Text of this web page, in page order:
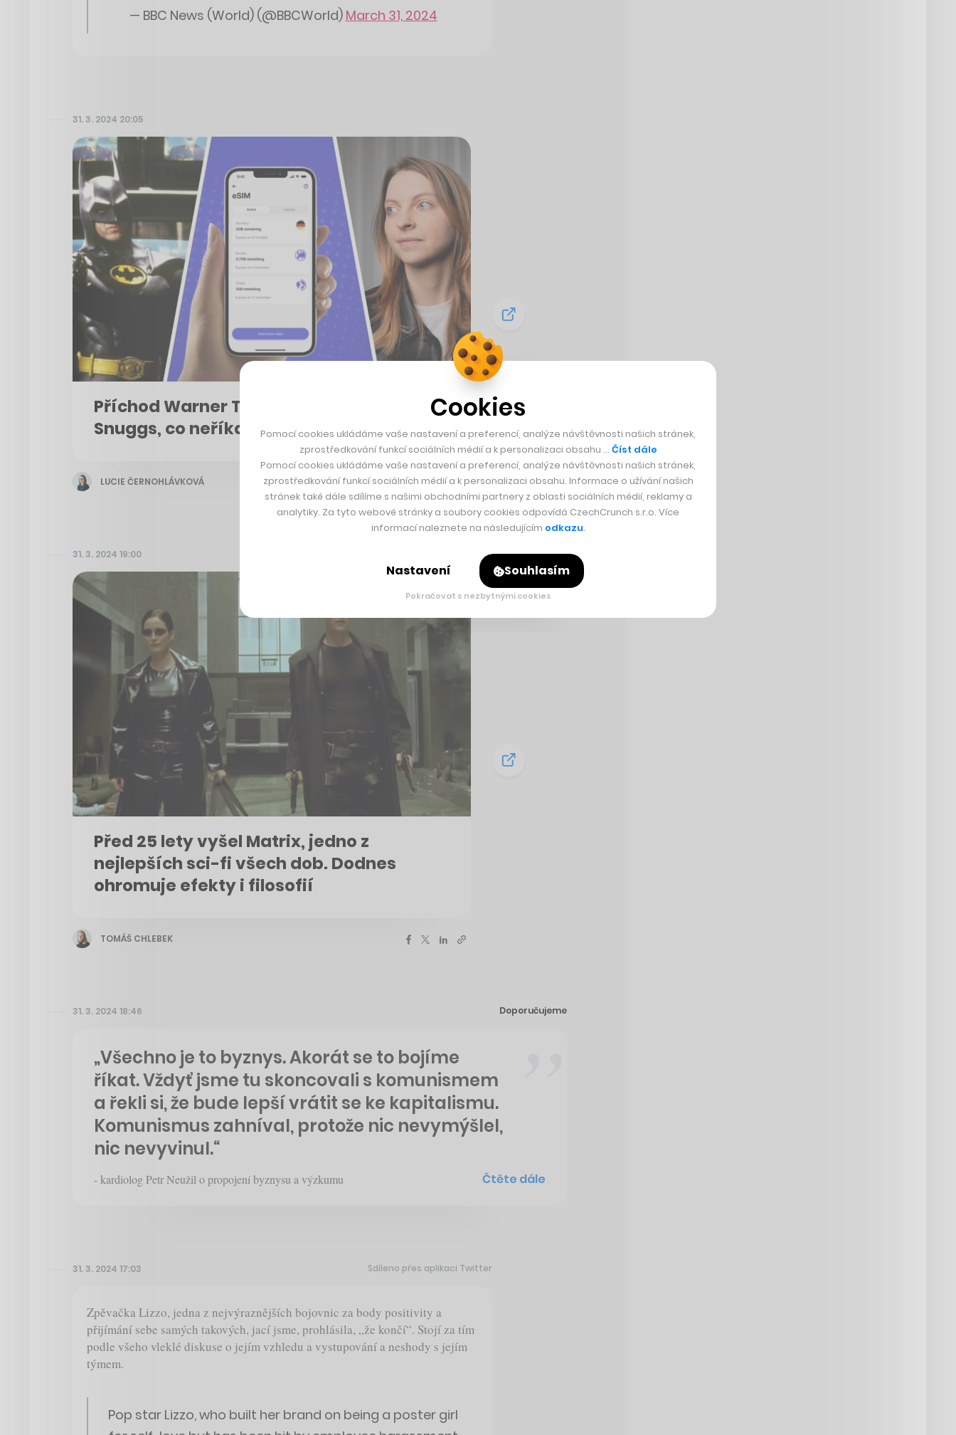
— BBC News (World) (@BBCWorld) March 31, 2024
31. 3. 2024 20:05
Příchod Warner TV, eSIM od Revolutu a
Snuggs, co neříkají, že jsou z Česka
LUCIE ČERNOHLÁVKOVÁ
31. 3. 2024 19:00
Před 25 lety vyšel Matrix, jedno z
nejlepších sci-fi všech dob. Dodnes
ohromuje efekty i filosofií
TOMÁŠ CHLEBEK
31. 3. 2024 18:46 Doporučujeme
„Všechno je to byznys. Akorát se to bojíme
říkat. Vždyť jsme tu skoncovali s komunismem
a řekli si, že bude lepší vrátit se ke kapitalismu.
Komunismus zahníval, protože nic nevymýšlel,
nic nevyvinul.“
- kardiolog Petr Neužil o propojení byznysu a výzkumu Čtěte dále
31. 3. 2024 17:03 Sdíleno přes aplikaci Twitter
Zpěvačka Lizzo, jedna z nejvýraznějších bojovnic za body positivity a
přijímání sebe samých takových, jací jsme, prohlásila, „že končí“. Stojí za tím
podle všeho vleklé diskuse o jejím vzhledu a vystupování a neshody s jejím
týmem.
Pop star Lizzo, who built her brand on being a poster girl
Cookies
Pomocí cookies ukládáme vaše nastavení a preferencí, analýze návštěvnosti našich stránek,
zprostředkování funkcí sociálních médií a k personalizaci obsahu … Číst dále
Pomocí cookies ukládáme vaše nastavení a preferencí, analýze návštěvnosti našich stránek,
zprostředkování funkcí sociálních médií a k personalizaci obsahu. Informace o užívání našich
stránek také dále sdílíme s našimi obchodními partnery z oblasti sociálních médií, reklamy a
analytiky. Za tyto webové stránky a soubory cookies odpovídá CzechCrunch s.r.o. Více
informací naleznete na následujícím odkazu.
Nastavení Souhlasím
Pokračovat s nezbytnými cookies